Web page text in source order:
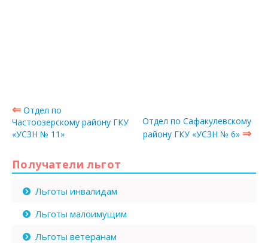
⇐ Отдел по
Частоозерскому району ГКУ
«УСЗН № 11»
Отдел по Сафакулевскому
району ГКУ «УСЗН № 6» ⇒
Получатели льгот
Льготы инвалидам
Льготы малоимущим
Льготы ветеранам